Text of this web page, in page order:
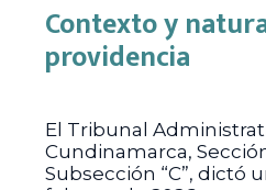
Contexto y
providencia
El Tribunal
Cundinamarca,
Subsección “C”, dictó